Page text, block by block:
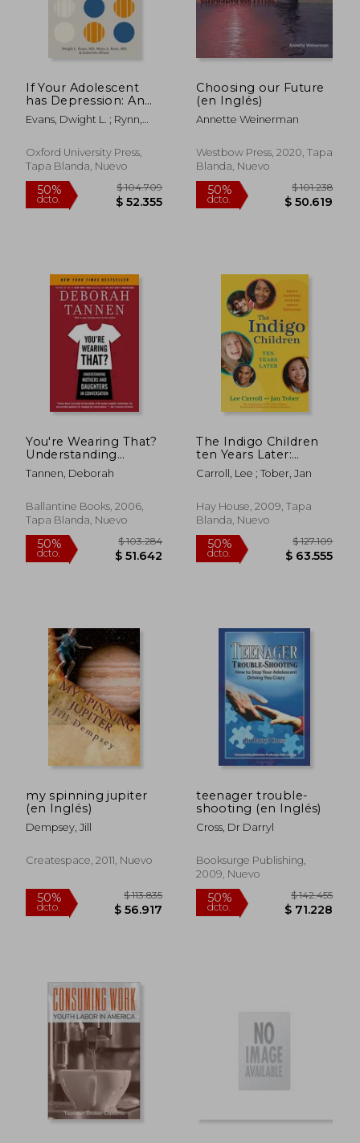
$ 65.372 $
50%
dcto.
$ 114.190
$ 57.095
50%
dcto.
If Your Adolescent
has Depression: An
Essential Resource
for Parents
Health Initiative) (en
Inglés)
Evans, Dwight L. ; Rynn,
Oxford University Press,
Tapa Blanda, Nuevo
50%
$ 52.355
Choosing our Future
(en Inglés)
Annette Weinerman
Westbow Press, 2020, Tapa
Blanda, Nuevo
50%
You're Wearing That?
Understanding
Mothers and
Daughters in
Inglés)
Tannen, Deborah
Ballantine Books, 2006,
Tapa Blanda, Nuevo
The Indigo Children
ten Years Later:
What's Happening
With the Indigo
Carroll, Lee ; Tober, Jan
Hay House, 2009, Tapa
Blanda, Nuevo
my spinning jupiter
(en Inglés)
Dempsey, Jill
Createspace, 2011, Nuevo
teenager trouble-
shooting (en Inglés)
Cross, Dr Darryl
Booksurge Publishing,
2009, Nuevo